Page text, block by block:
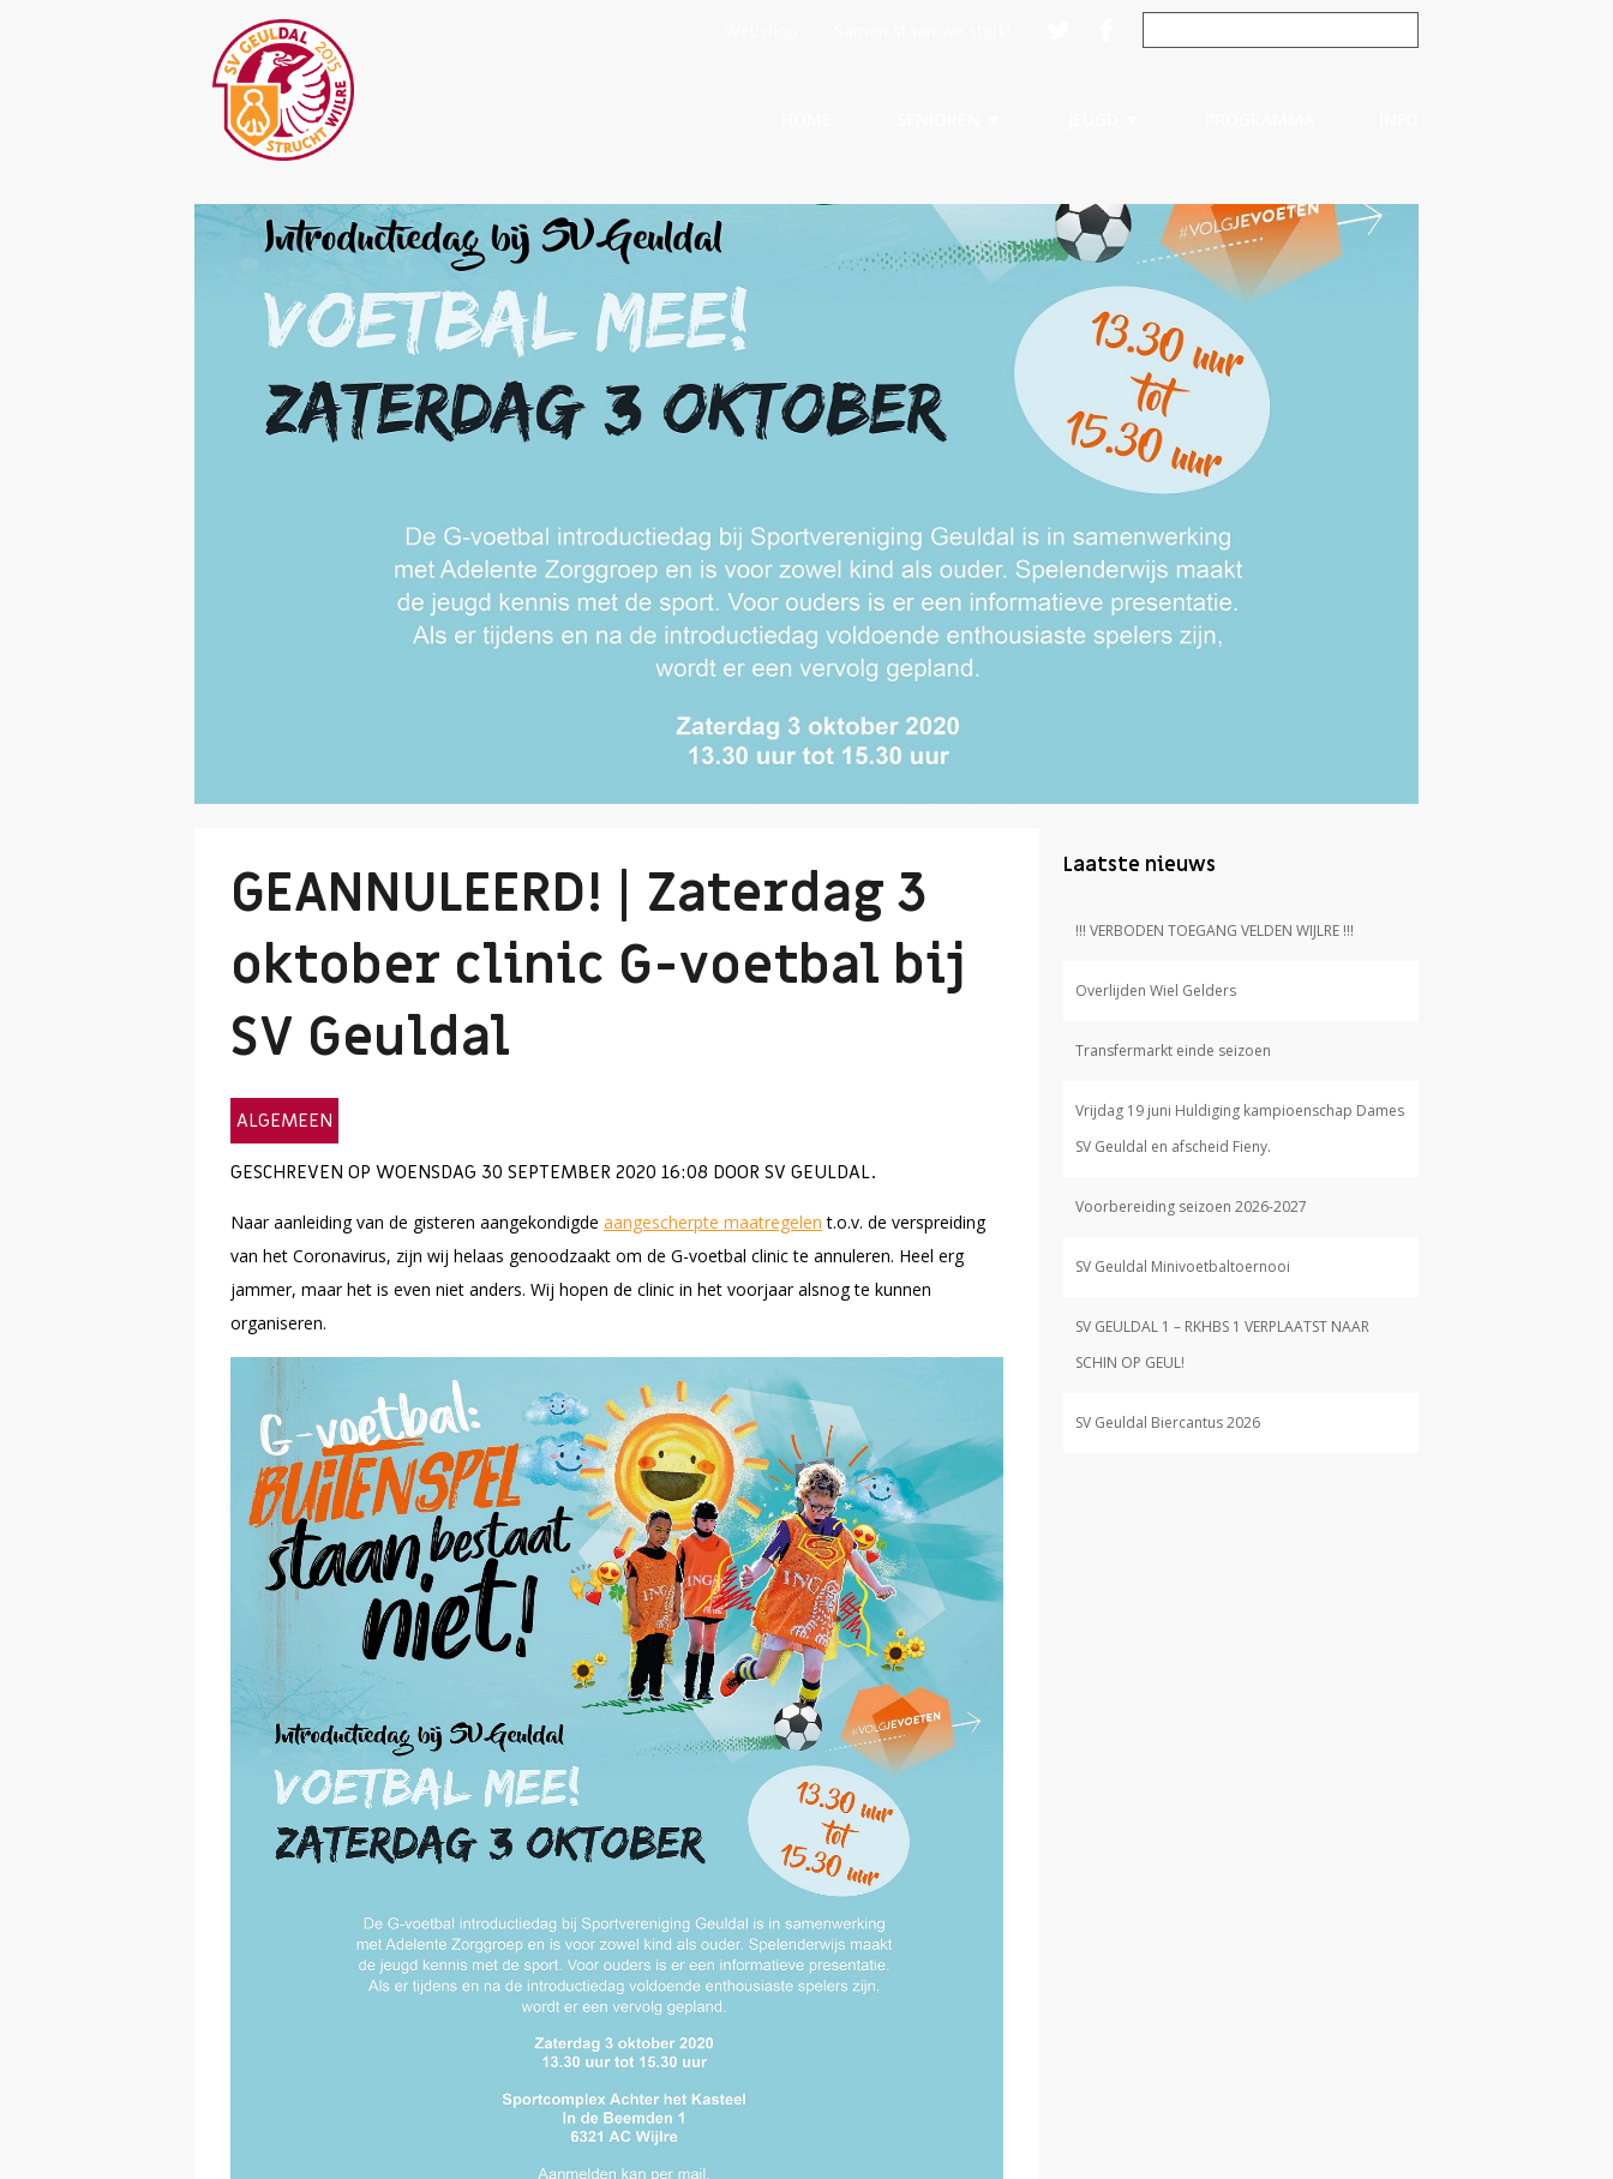
GEANNULEERD! | Zaterdag 3
oktober clinic G-voetbal bij
SV Geuldal
ALGEMEEN
GESCHREVEN OP WOENSDAG 30 SEPTEMBER 2020 16:08 DOOR SV GEULDAL.
Naar aanleiding van de gisteren aangekondigde aangescherpte maatregelen t.o.v. de verspreiding
van het Coronavirus, zijn wij helaas genoodzaakt om de G-voetbal clinic te annuleren. Heel erg
jammer, maar het is even niet anders. Wij hopen de clinic in het voorjaar alsnog te kunnen
organiseren.
Laatste nieuws
!!! VERBODEN TOEGANG VELDEN WIJLRE !!!
Overlijden Wiel Gelders
Transfermarkt einde seizoen
Vrijdag 19 juni Huldiging kampioenschap Dames
SV Geuldal en afscheid Fieny.
Voorbereiding seizoen 2026-2027
SV Geuldal Minivoetbaltoernooi
SV GEULDAL 1 – RKHBS 1 VERPLAATST NAAR
SCHIN OP GEUL!
SV Geuldal Biercantus 2026